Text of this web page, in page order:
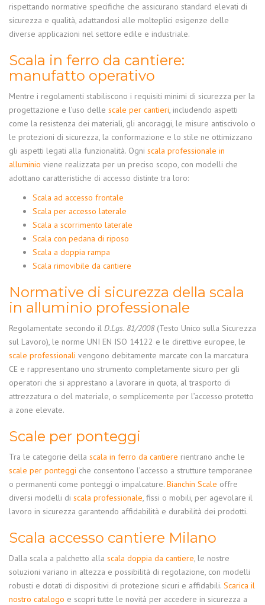
rispettando normative specifiche che assicurano standard elevati di
sicurezza e qualità, adattandosi alle molteplici esigenze delle
diverse applicazioni nel settore edile e industriale.
Scala in ferro da cantiere:
manufatto operativo
Mentre i regolamenti stabiliscono i requisiti minimi di sicurezza per la
progettazione e l’uso delle scale per cantieri , includendo aspetti
come la resistenza dei materiali, gli ancoraggi, le misure antiscivolo o
le protezioni di sicurezza, la conformazione e lo stile ne ottimizzano
gli aspetti legati alla funzionalità. Ogni scala professionale in
alluminio viene realizzata per un preciso scopo, con modelli che
adottano caratteristiche di accesso distinte tra loro:
Scala ad accesso frontale
Scala per accesso laterale
Scala a scorrimento laterale
Scala con pedana di riposo
Scala a doppia rampa
Scala rimovibile da cantiere
Normative di sicurezza della scala
in alluminio professionale
Regolamentate secondo il D.Lgs. 81/2008(Testo Unico sulla Sicurezza
sul Lavoro), le norme UNI EN ISO 14122 e le direttive europee, le
scale professionali vengono debitamente marcate con la marcatura
CE e rappresentano uno strumento completamente sicuro per gli
operatori che si apprestano a lavorare in quota, al trasporto di
attrezzatura o del materiale, o semplicemente per l’accesso protetto
a zone elevate.
Scale per ponteggi
Tra le categorie della scala in ferro da cantiere rientrano anche le
scale per ponteggi che consentono l’accesso a strutture temporanee
o permanenti come ponteggi o impalcature. Bianchin Scale offre
diversi modelli di scala professionale , fissi o mobili, per agevolare il
lavoro in sicurezza garantendo affidabilità e durabilità dei prodotti.
Scala accesso cantiere Milano
Dalla scala a palchetto alla scala doppia da cantiere , le nostre
soluzioni variano in altezza e possibilità di regolazione, con modelli
robusti e dotati di dispositivi di protezione sicuri e affidabili. Scarica il
nostro catalogo e scopri tutte le novità per accedere in sicurezza a